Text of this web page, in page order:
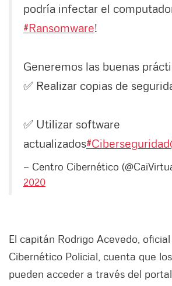
podría infectar el
#Ransomware!
Generemos las buenas
✅ Realizar copias de
✅ Utilizar software
actualizados#Ciberseguridad
— Centro Cibernético
2020
El capitán Rodrigo Acevedo,
Cibernético Policial, cuenta que
pueden acceder a través del portal